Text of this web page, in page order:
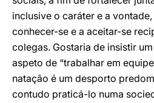
inclusive o caráter e a
conhecer-se e a aceitar-se
colegas. Gostaria de insistir
aspeto de “trabalhar em
natação é um desporto
contudo praticá-lo numa